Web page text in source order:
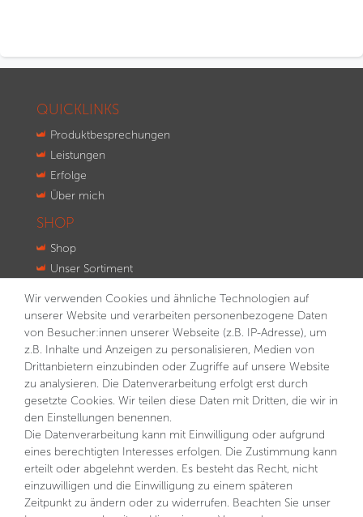
QUICKLINKS
Produktbesprechungen
Leistungen
Erfolge
Über mich
SHOP
Shop
Unser Sortiment
Kontakt
NEWSLETTER
VORNAME NACHNAME
Hiermit bestätige ich, dass ich dieDaten­schutz­erklärung
gelesen habe. Meine Einwilligung kann ich jederzeit
widerrufen.**
Wir verwenden Cookies und ähnliche Technologien auf
unserer Website und verarbeiten personenbezogene Daten
von Besucher:innen unserer Webseite (z.B. IP-Adresse), um
z.B. Inhalte und Anzeigen zu personalisieren, Medien von
Drittanbietern einzubinden oder Zugriffe auf unsere Website
zu analysieren. Die Datenverarbeitung erfolgt erst durch
gesetzte Cookies. Wir teilen diese Daten mit Dritten, die wir in
den Einstellungen benennen.
Die Datenverarbeitung kann mit Einwilligung oder aufgrund
eines berechtigten Interesses erfolgen. Die Zustimmung kann
erteilt oder abgelehnt werden. Es besteht das Recht, nicht
einzuwilligen und die Einwilligung zu einem späteren
Zeitpunkt zu ändern oder zu widerrufen. Beachten Sie unser